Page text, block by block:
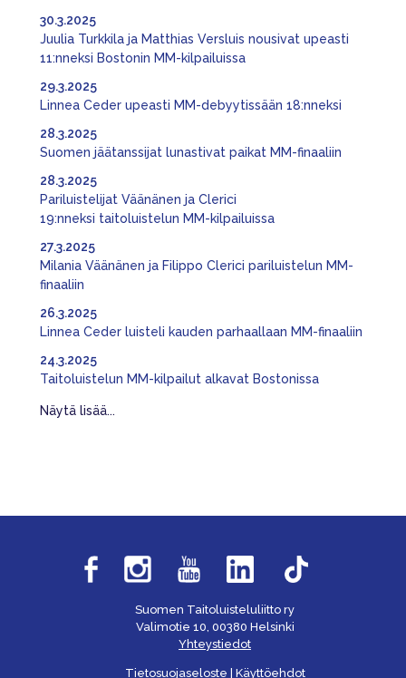
Juulia Turkkila ja Matthias Versluis nousivat upeasti
11:nneksi Bostonin MM-kilpailuissa
30.3.2025
Linnea Ceder upeasti MM-debyytissään 18:nneksi
29.3.2025
Suomen jäätanssijat lunastivat paikat MM-finaaliin
28.3.2025
Pariluistelijat Väänänen ja Clerici
19:nneksi taitoluistelun MM-kilpailuissa
28.3.2025
Milania Väänänen ja Filippo Clerici pariluistelun MM-
finaaliin
27.3.2025
Linnea Ceder luisteli kauden parhaallaan MM-finaaliin
26.3.2025
Taitoluistelun MM-kilpailut alkavat Bostonissa
24.3.2025
Näytä lisää...
Suomen Taitoluisteluliitto ry
Valimotie 10, 00380 Helsinki
Yhteystiedot
Tietosuojaseloste Käyttöehdot